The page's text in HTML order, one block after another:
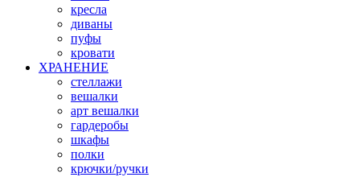
кресла
диваны
пуфы
кровати
ХРАНЕНИЕ
стеллажи
вешалки
арт вешалки
гардеробы
шкафы
полки
крючки/ручки